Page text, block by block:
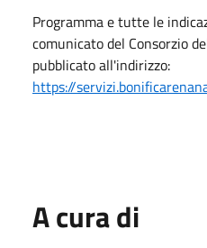
Programma e tutte le
comunicato del Consorzio
pubblicato all'indirizzo:
https://
A cura di